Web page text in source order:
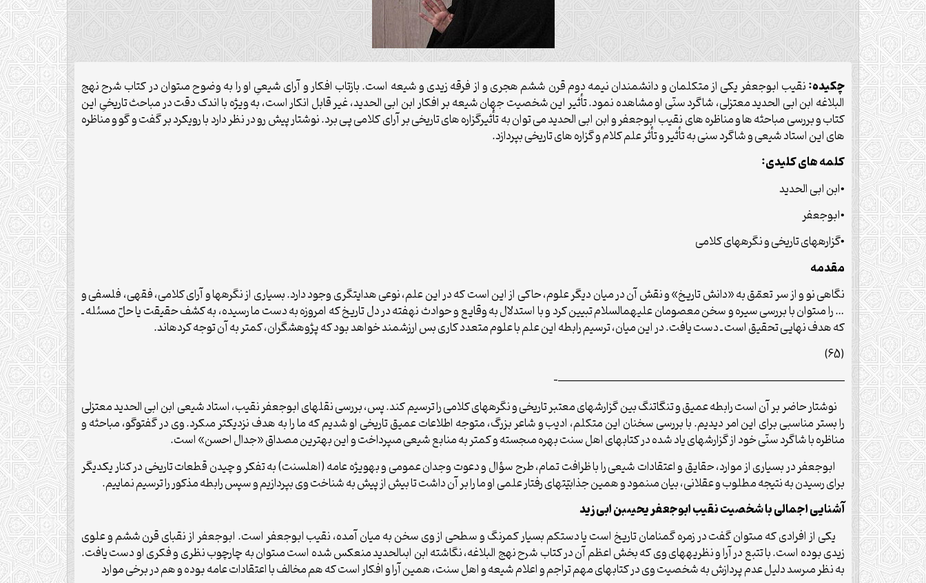
چکیده:نقیب ابوجعفر یکى از متکلمان و دانشمندان نیمه دوم قرن ششم هجرى و از فرقه زیدى و شیعه است. بازتاب افکار و آراى شیعىِ او را به‏ وضوح مى‏توان در کتاب شرح نهج
البلاغه ابن ابى الحدید معتزلى، شاگرد سنّى او مشاهده نمود. تأثیر این شخصیت جهان شیعه بر افکار ابن ابى الحدید، غیر قابل انکار است، به ‏ویژه با اندک دقت در مباحث تاریخىِ این
کتاب و بررسى مباحثه ‏ها و مناظره ‏هاى نقیب ابوجعفر و ابن ابى الحدید مى‏ توان به تأثیرگزاره ‏هاى تاریخى بر آراى کلامى پى برد. نوشتار پیش‏ رو در نظر دارد با رویکرد بر گفت ‏و گو و مناظره
‏هاى این استاد شیعى و شاگرد سنى به تأثیر و تأثر علم کلام و گزاره‏ هاى تاریخى بپردازد.
کلمه های کلیدی:
•ابن ابى الحدید
•ابوجعفر
•گزاره‏هاى تاریخى و نگره‏هاى کلامى
مقدمه
نگاهى نو و از سر تعمّق به «دانش تاریخ» و نقش آن در میان دیگر علوم، حاکى از این است که در این علم، نوعى هدایت‏گرى وجود دارد. بسیارى از نگره‏ها و آراى کلامى، فقهى، فلسفى و
… را مى‏توان با بررسى سیره و سخن معصومان علیهم‏السلام تبیین کرد و با استدلال به وقایع و حوادث نهفته در دل تاریخ که امروزه به دست ما رسیده، به کشف حقیقت یا حلّ مسئله ـ
که هدف نهایى تحقیق است ـ دست یافت. در این میان، ترسیم رابطه این علم با علوم متعدد کارى بس ارزش‏مند خواهد بود که پژوهشگران، کمتر به آن توجه کرده‏اند.
(65)
——————————————————————————–
نوشتار حاضر بر آن است رابطه عمیق و تنگاتنگ بین گزارش‏هاى معتبر تاریخى و نگره‏هاى کلامى را ترسیم کند. پس، بررسى نقل‏هاى ابوجعفر نقیب، استاد شیعى ابن ابى الحدید معتزلى
را بستر مناسبى براى این امر دیدیم. با بررسى سخنان این متکلم، ادیب و شاعر بزرگ، متوجه اطلاعات عمیق تاریخى او شدیم که ما را به هدف نزدیک‏تر مى‏کرد. وى در گفت‏وگو، مباحثه و
مناظره با شاگرد سنّى خود از گزارش‏هاى یاد شده در کتاب‏هاى اهل سنت بهره مى‏جسته و کمتر به منابع شیعى مى‏پرداخت و این بهترین مصداق «جدال احسن» است.
ابوجعفر در بسیارى از موارد، حقایق و اعتقادات شیعى را با ظرافت تمام، طرح سؤال و دعوت وجدان عمومى و به‏ویژه عامه (اهل‏سنت) به تفکر و چیدن قطعات تاریخى در کنار یکدیگر
براى رسیدن به نتیجه مطلوب و عقلانى، بیان مى‏نمود و همین جذابیّت‏هاى رفتار علمى او ما را بر آن داشت تا بیش از پیش به شناخت وى بپردازیم و سپس رابطه مذکور را ترسیم نماییم.
آشنایى اجمالى با شخصیت نقیب ابوجعفر یحیى‏بن ابى زید
یکى از افرادى که مى‏توان گفت در زمره گمنامان تاریخ است یا دست‏کم بسیار کم‏رنگ و سطحى از وى سخن به میان آمده، نقیب ابوجعفر است. ابوجعفر از نقباى قرن ششم و علوى
زیدى بوده است. با تتبع در آرا و نظریه‏هاى وى که بخش اعظم آن در کتاب شرح نهج البلاغه، نگاشته ابن ابى‏الحدید منعکس شده است مى‏توان به چارچوب نظرى و فکرى او دست یافت.
به نظر مى‏رسد دلیل عدم پردازش به شخصیت وى در کتاب‏هاى مهم تراجم و اعلام شیعه و اهل سنت، همین آرا و افکار است که هم مخالف با اعتقادات عامه بوده و هم در برخى موارد